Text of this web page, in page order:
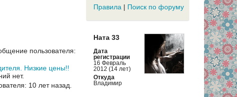
пользователя:
Низкие цены!!
нет.
10 лет назад.
Правила | Поиск по форуму
Ната 33
Дата
регистрации
16 Февраль
2012 (14 лет)
Откуда
Владимир